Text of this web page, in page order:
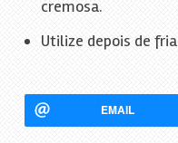
cremosa.
Utilize depois de fria
EMAIL